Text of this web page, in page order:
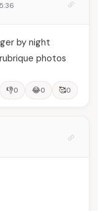
by night
photos
👎0 😂0 🥰0